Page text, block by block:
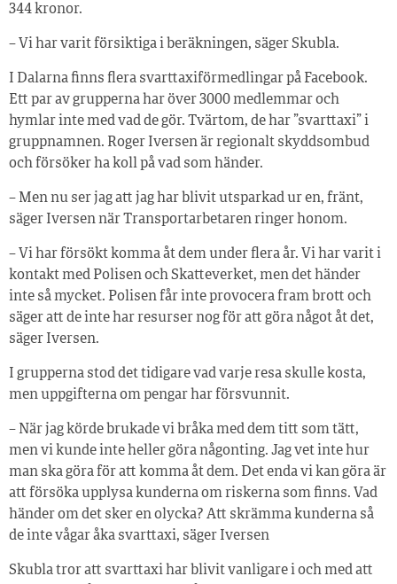
344 kronor.
– Vi har varit försiktiga i beräkningen, säger Skubla.
I Dalarna finns flera svarttaxiförmedlingar på Facebook.
Ett par av grupperna har över 3000 medlemmar och
hymlar inte med vad de gör. Tvärtom, de har ”svarttaxi” i
gruppnamnen. Roger Iversen är regionalt skyddsombud
och försöker ha koll på vad som händer.
– Men nu ser jag att jag har blivit utsparkad ur en, fränt,
säger Iversen när Transportarbetaren ringer honom.
– Vi har försökt komma åt dem under flera år. Vi har varit i
kontakt med Polisen och Skatteverket, men det händer
inte så mycket. Polisen får inte provocera fram brott och
säger att de inte har resurser nog för att göra något åt det,
säger Iversen.
I grupperna stod det tidigare vad varje resa skulle kosta,
men uppgifterna om pengar har försvunnit.
– När jag körde brukade vi bråka med dem titt som tätt,
men vi kunde inte heller göra någonting. Jag vet inte hur
man ska göra för att komma åt dem. Det enda vi kan göra är
att försöka upplysa kunderna om riskerna som finns. Vad
händer om det sker en olycka? Att skrämma kunderna så
de inte vågar åka svarttaxi, säger Iversen
Skubla tror att svarttaxi har blivit vanligare i och med att